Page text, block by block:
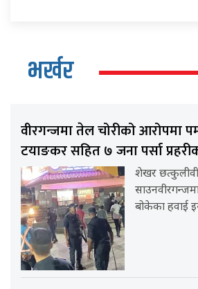
भर्खर
वीरगन्जमा तेल चोरीको आरोपमा
टयाङकर सहित ७ जना पर्सा
शेखर
बोकेका हवाई